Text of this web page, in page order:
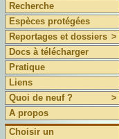
Recherche
Espèces protégées
Reportages et dossiers >
Docs à télécharger
Pratique
Liens
Quoi de neuf ?
>
A propos
Choisir un